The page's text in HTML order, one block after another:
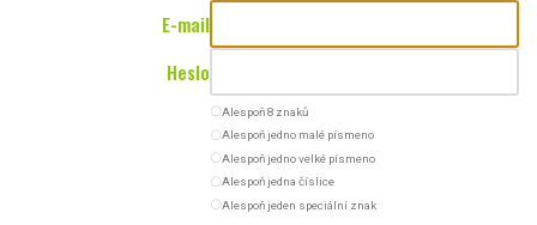
E-mail
Heslo
radio_button_uncheckedAlespoň 8 znaků
radio_button_uncheckedAlespoň jedno malé písmeno
radio_button_uncheckedAlespoň jedno velké písmeno
radio_button_uncheckedAlespoň jedna číslice
radio_button_uncheckedAlespoň jeden speciální znak